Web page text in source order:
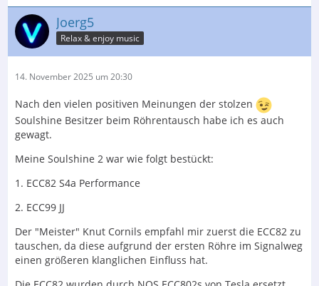
Joerg5
Relax & enjoy music
14. November 2025 um 20:30
Nach den vielen positiven Meinungen der stolzen
Soulshine Besitzer beim Röhrentausch habe ich es auch
gewagt.
Meine Soulshine 2 war wie folgt bestückt:
1. ECC82 S4a Performance
2. ECC99 JJ
Der "Meister" Knut Cornils empfahl mir zuerst die ECC82 zu
tauschen, da diese aufgrund der ersten Röhre im Signalweg
einen größeren klanglichen Einfluss hat.